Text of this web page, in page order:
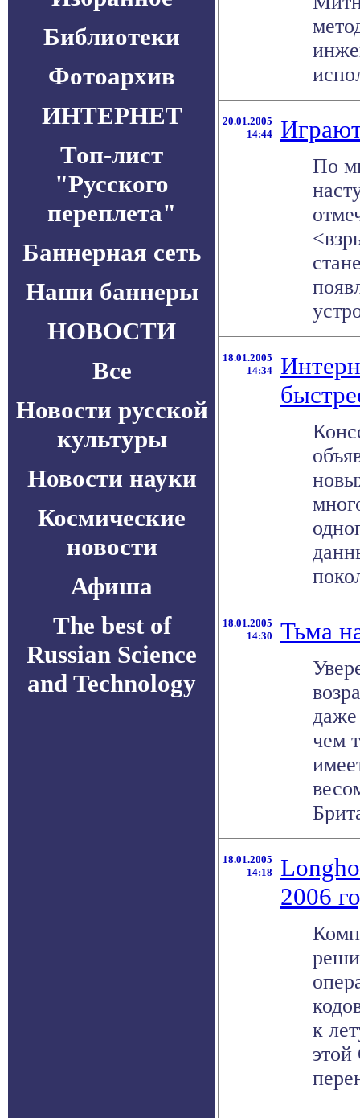
Библиотеки
Фотоархив
ИНТЕРНЕТ
Топ-лист
"Русского
переплета"
Баннерная сеть
Наши баннеры
НОВОСТИ
Все
Новости русской
культуры
Новости науки
Космические
новости
Афиша
The best of
Russian Science
and Technology
20.01.2005
14:44
По
18.01.2005
14:34
18.01.2005
14:30
Тьма
даже
чем
18.01.2005
14:18
2006
к